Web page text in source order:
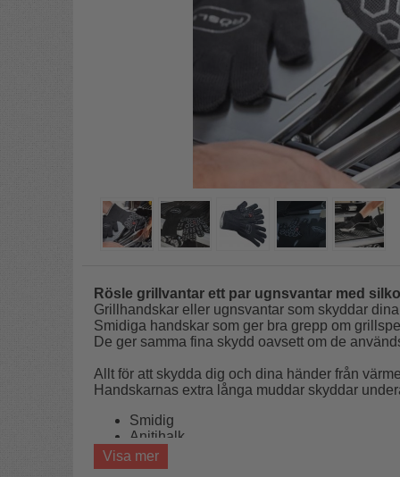
Rösle grillvantar ett par ugnsvantar med
Grillhandskar eller ugnsvantar som skyddar
Smidiga handskar som ger bra grepp om
De ger samma fina skydd oavsett om de
Allt för att skydda dig och dina händer från
Handskarnas extra långa muddar skyddar
Smidig
Anitihalk
Upp till 350°
Visa mer